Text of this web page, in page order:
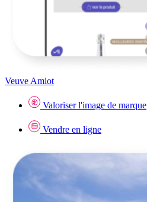
Veuve Amiot
Valoriser l'image de marque
Vendre en ligne